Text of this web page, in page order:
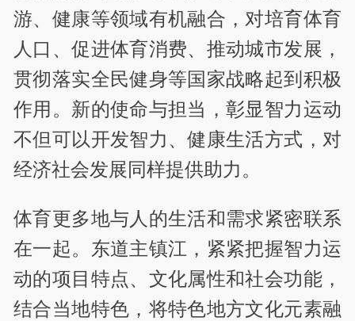
游、健康等领域有机融合，对培育体育
人口、促进体育消费、推动城市发展，
贯彻落实全民健身等国家战略起到积极
作用。新的使命与担当，彰显智力运动
不但可以开发智力、健康生活方式，对
经济社会发展同样提供助力。
体育更多地与人的生活和需求紧密联系
在一起。东道主镇江，紧紧把握智力运
动的项目特点、文化属性和社会功能，
结合当地特色，将特色地方文化元素融